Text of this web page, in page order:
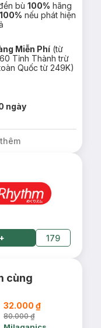
bù100% hãng
100% nếu phát hiện
Miễn Phí (từ
Tỉnh Thành trừ
Quốc từ 249K)
ngày
+ 179
cùng
32.000 ₫
80.000 ₫